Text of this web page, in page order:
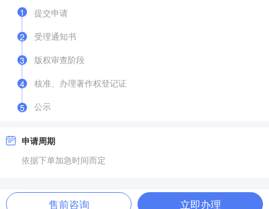
1
提交申请
2
受理通知书
3
版权审查阶段
4
核准、办理著作权登记证
5 公示
申请周期
依据下单加急时间而定
售前咨询 立即办理